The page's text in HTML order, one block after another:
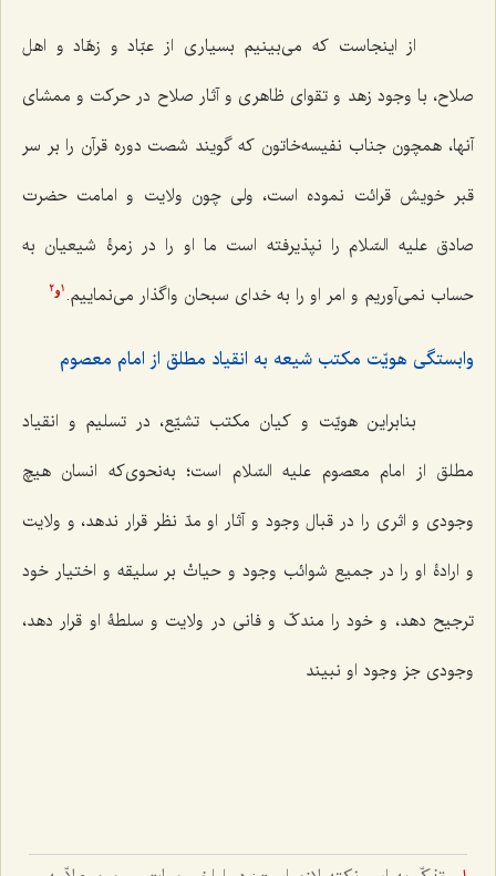
از اینجاست که می‌بینیم بسیاری از عبّاد و زهّاد و اهل
صلاح، با وجود زهد و تقوای ظاهری و آثار صلاح در حرکت و ممشای
آنها، همچون جناب نفیسه‌خاتون که گویند شصت دوره قرآن را بر سر
قبر خویش قرائت نموده است، ولی چون ولایت و امامت حضرت
صادق علیه السّلام را نپذیرفته است ما او را در زمرۀ شیعیان به
‌حساب نمی‌آوریم و امر او را به خدای سبحان واگذار می‌نماییم. 1و2
وابستگی هویّت مکتب شیعه به انقیاد مطلق از امام معصوم
بنابراین هویّت و کیان مکتب تشیّع، در تسلیم و انقیاد
مطلق از امام معصوم علیه السّلام است؛ به‌نحوی‌که انسان هیچ
وجودی و اثری را در قبال وجود و آثار او مدّ نظر قرار ندهد، و ولایت
و ارادۀ او را در جمیع شوائب وجود و حیاتْ بر سلیقه و اختیار خود
ترجیح دهد، و خود را مندکّ و فانی در ولایت و سلطۀ او قرار دهد،
وجودی جز وجود او نبیند